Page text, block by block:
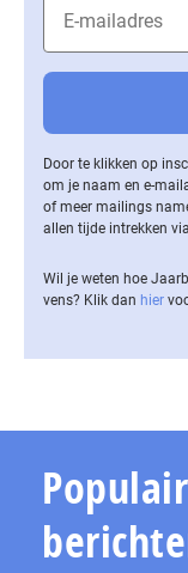
Door te klikken op
om je naam en e-
of meer mailings
allen tijde intrekken
Wil je weten hoe
vens? Klik dan hier